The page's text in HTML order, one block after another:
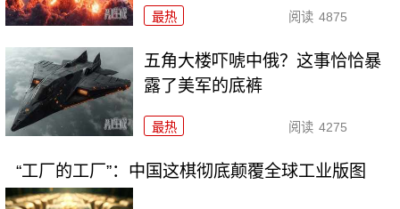
最热 阅读 4875
五角大楼吓唬中俄？这事恰恰暴
露了美军的底裤
最热 阅读 4275
“工厂的工厂”：中国这棋彻底颠覆全球工业版图